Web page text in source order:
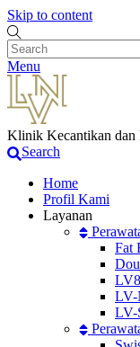
Skip to content
Menu
Klinik Kecantikan dan
Search
Home
Profil Kami
Layanan
Fat
LV-
LV-